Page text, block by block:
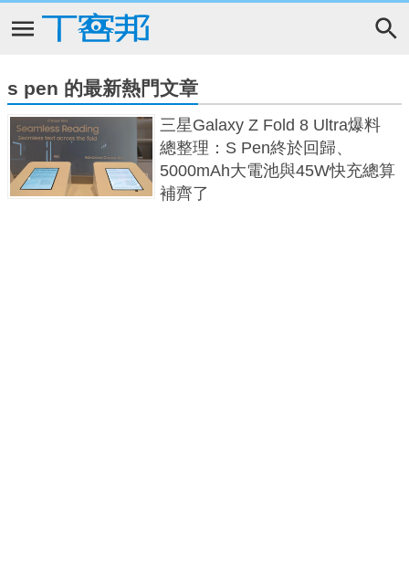
s pen 的最新熱門文章
三星Galaxy Z Fold 8 Ultra爆料
總整理：S Pen終於回歸、
5000mAh大電池與45W快充總算
補齊了